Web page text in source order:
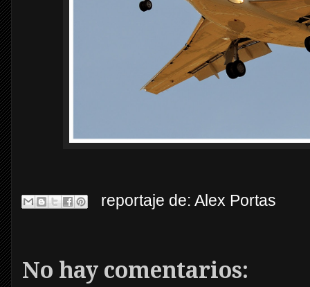
reportaje de: Alex Portas
No hay comentarios: